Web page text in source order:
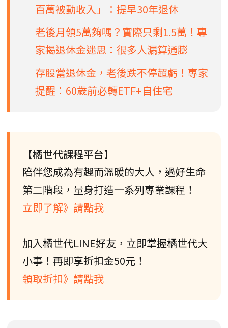
百萬被動收入」：提早30年退休
老後月領5萬夠嗎？實際只剩1.5萬！專
家揭退休金迷思：很多人漏算通膨
存股當退休金，老後跌不停超虧！專家
提醒：60歲前必轉ETF+自住宅
【橘世代課程平台】
陪伴您成為有趣而溫暖的大人，過好生命
第二階段，量身打造一系列專業課程！
立即了解》請點我
加入橘世代LINE好友，立即掌握橘世代大
小事！再即享折扣金50元！
領取折扣》請點我